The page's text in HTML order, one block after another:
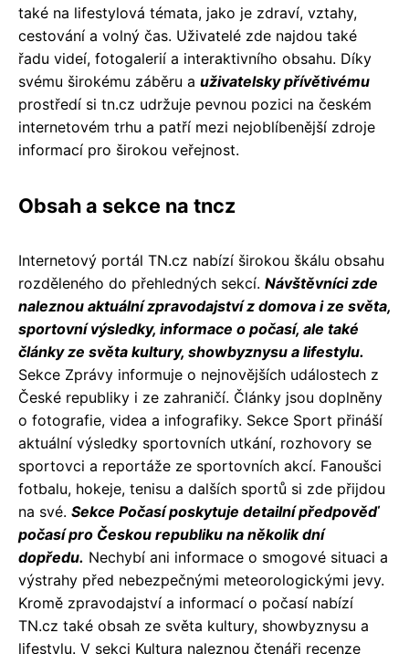
také na lifestylová témata, jako je zdraví, vztahy,
cestování a volný čas. Uživatelé zde najdou také
řadu videí, fotogalerií a interaktivního obsahu. Díky
svému širokému záběru a uživatelsky přívětivému
prostředí si tn.cz udržuje pevnou pozici na českém
internetovém trhu a patří mezi nejoblíbenější zdroje
informací pro širokou veřejnost.
Obsah a sekce na tncz
Internetový portál TN.cz nabízí širokou škálu obsahu
rozděleného do přehledných sekcí. Návštěvníci zde
naleznou aktuální zpravodajství z domova i ze světa,
sportovní výsledky, informace o počasí, ale také
články ze světa kultury, showbyznysu a lifestylu.
Sekce Zprávy informuje o nejnovějších událostech z
České republiky i ze zahraničí. Články jsou doplněny
o fotografie, videa a infografiky. Sekce Sport přináší
aktuální výsledky sportovních utkání, rozhovory se
sportovci a reportáže ze sportovních akcí. Fanoušci
fotbalu, hokeje, tenisu a dalších sportů si zde přijdou
na své. Sekce Počasí poskytuje detailní předpověď
počasí pro Českou republiku na několik dní
dopředu. Nechybí ani informace o smogové situaci a
výstrahy před nebezpečnými meteorologickými jevy.
Kromě zpravodajství a informací o počasí nabízí
TN.cz také obsah ze světa kultury, showbyznysu a
lifestylu. V sekci Kultura naleznou čtenáři recenze